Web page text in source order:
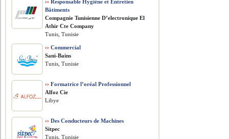
›› Responsable Hygiène et Entretien
Bâtiments
Compagnie Tunisienne D’electronique El
Athir Cte Company
Tunis, Tunisie
›› Commercial
Sani-Bains
Tunis, Tunisie
›› Formatrice l’oréal Professionnel
Alfoz Cie
Libye
›› Des Conducteurs de Machines
Sitpec
Tunis, Tunisie